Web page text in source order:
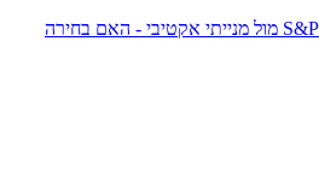
קרן השתלמות עוקב מדד S&P500 מול מנייתי אקטיבי - האם בחירה